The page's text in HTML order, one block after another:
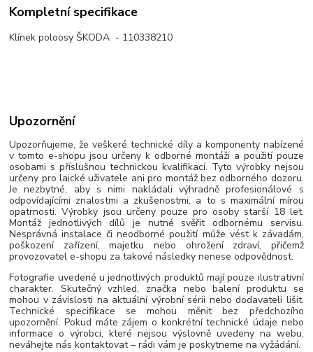
Kompletní specifikace
Klínek poloosy ŠKODA - 110338210
Upozornění
Upozorňujeme, že veškeré technické díly a komponenty nabízené
v tomto e-shopu jsou určeny k odborné montáži a použití pouze
osobami s příslušnou technickou kvalifikací. Tyto výrobky nejsou
určeny pro laické uživatele ani pro montáž bez odborného dozoru.
Je nezbytné, aby s nimi nakládali výhradně profesionálové s
odpovídajícími znalostmi a zkušenostmi, a to s maximální mírou
opatrnosti. Výrobky jsou určeny pouze pro osoby starší 18 let.
Montáž jednotlivých dílů je nutné svěřit odbornému servisu.
Nesprávná instalace či neodborné použití může vést k závadám,
poškození zařízení, majetku nebo ohrožení zdraví, přičemž
provozovatel e-shopu za takové následky nenese odpovědnost.
Fotografie uvedené u jednotlivých produktů mají pouze ilustrativní
charakter. Skutečný vzhled, značka nebo balení produktu se
mohou v závislosti na aktuální výrobní sérii nebo dodavateli lišit.
Technické specifikace se mohou měnit bez předchozího
upozornění. Pokud máte zájem o konkrétní technické údaje nebo
informace o výrobci, které nejsou výslovně uvedeny na webu,
neváhejte nás kontaktovat – rádi vám je poskytneme na vyžádání.